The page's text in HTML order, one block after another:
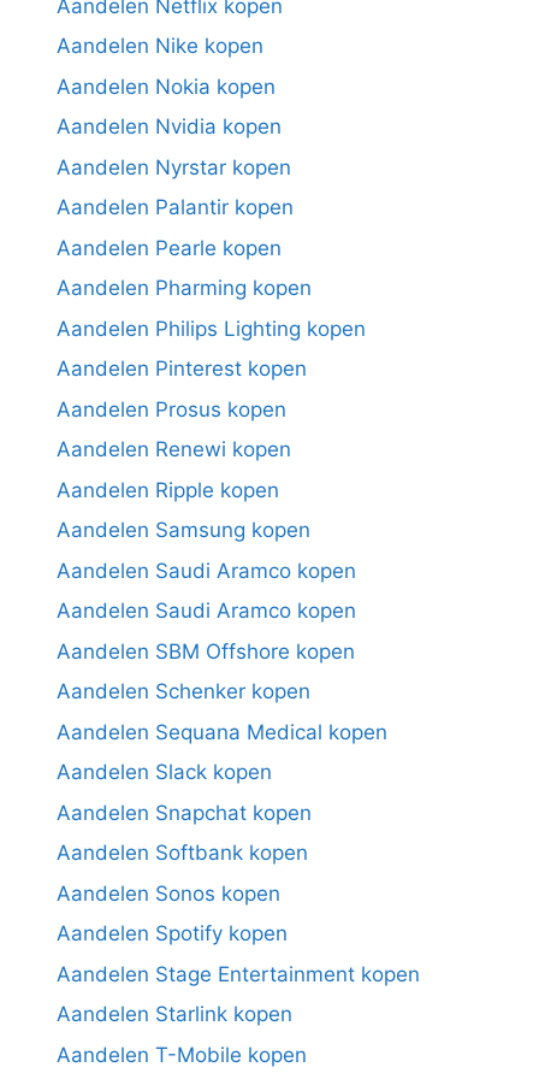
Aandelen Netflix kopen
Aandelen Nike kopen
Aandelen Nokia kopen
Aandelen Nvidia kopen
Aandelen Nyrstar kopen
Aandelen Palantir kopen
Aandelen Pearle kopen
Aandelen Pharming kopen
Aandelen Philips Lighting kopen
Aandelen Pinterest kopen
Aandelen Prosus kopen
Aandelen Renewi kopen
Aandelen Ripple kopen
Aandelen Samsung kopen
Aandelen Saudi Aramco kopen
Aandelen Saudi Aramco kopen
Aandelen SBM Offshore kopen
Aandelen Schenker kopen
Aandelen Sequana Medical kopen
Aandelen Slack kopen
Aandelen Snapchat kopen
Aandelen Softbank kopen
Aandelen Sonos kopen
Aandelen Spotify kopen
Aandelen Stage Entertainment kopen
Aandelen Starlink kopen
Aandelen T-Mobile kopen